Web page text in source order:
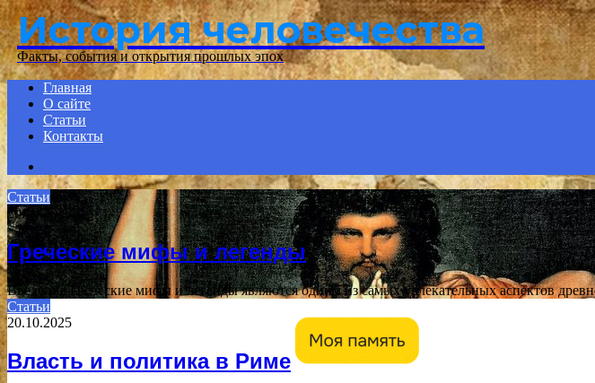
Menu
История человечества
Факты, события и открытия прошлых эпох
Главная
О сайте
Статьи
Контакты
for
Статьи
20.10.2025
Греческие мифы и легенды
Введение Греческие мифы и легенды являются одним из самых увлекательных аспектов
Статьи
20.10.2025
Власть и политика в Риме